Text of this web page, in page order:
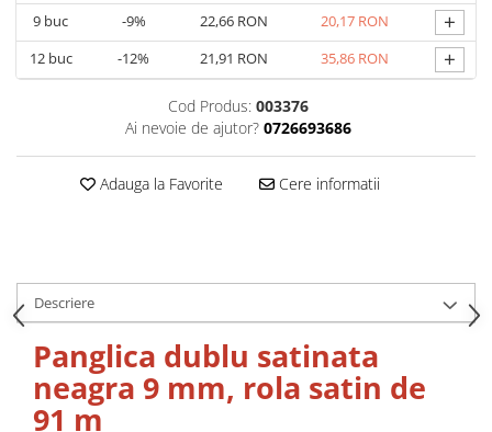
Panglica dublu satinata 6 mm
Panglica dublu satinata 9 mm
Panglica dublu satinata 10 mm
Panglica dublu satinata 16 mm
Hartie copiator alba si colorata
9 buc -9% 22,66 RON 20,17 RON +
12buc -12% 21,91 RON 35,86 RON +
Cod Produs: 003376
Ai nevoie de ajutor? 0726693686
Adauga la Favorite Cere informatii
Descriere
Panglica dublu satinata
neagra 9 mm, rola satin de
91 m